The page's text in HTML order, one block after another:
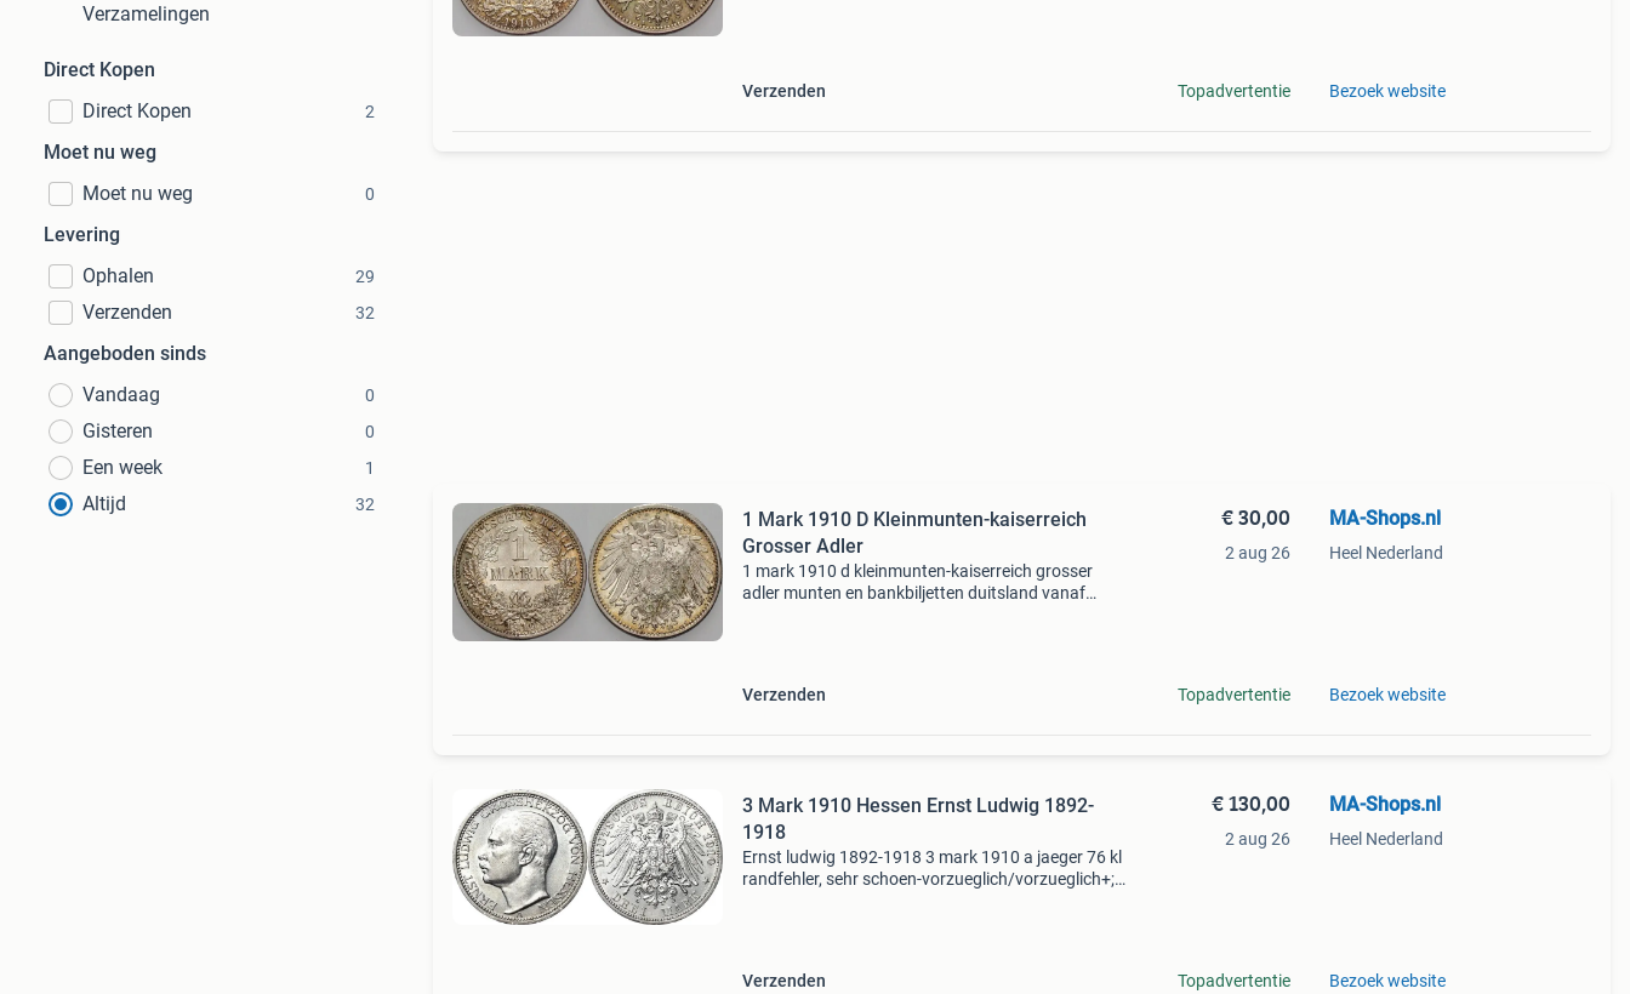
Verzamelingen
Direct Kopen
Direct Kopen
2
Moet nu weg
Moet nu weg
0
Levering
Ophalen
29
Verzenden 32
Aangeboden sinds
Vandaag
0
Gisteren 0
Een week 1
Altijd 32
Verzenden
Topadvertentie Bezoek website
1 Mark 1910 D Kleinmunten-kaiserreich
Grosser Adler
1 mark 1910 d kleinmunten-kaiserreich grosser
adler munten en bankbiljetten duitsland vanaf
Verzenden
€ 30,00
2 aug 26
Topadvertentie
MA-Shops.nl
Heel Nederland
Bezoek website
3 Mark 1910 Hessen Ernst Ludwig 1892-
1918
Ernst ludwig 1892-1918 3 mark 1910 a jaeger 76 kl
randfehler, sehr schoen-vorzueglich/vorzueglich+;
Verzenden
€ 130,00
2 aug 26
Topadvertentie
MA-Shops.nl
Heel Nederland
Bezoek website